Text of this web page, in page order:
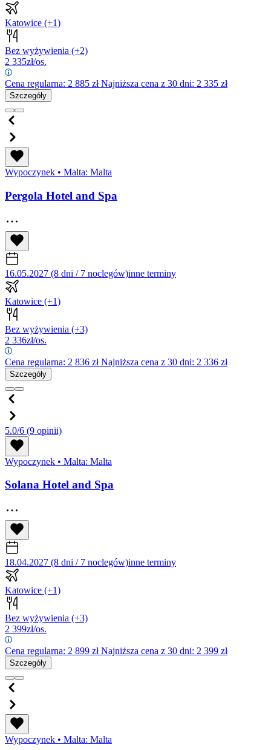
Katowice (+1)
Bez wyżywienia (+2)
2 335zł/os.
Cena regularna: 2 885 złNajniższa cena z 30 dni: 2 335 zł
Szczegóły
Wypoczynek • Malta: Malta
Pergola Hotel and Spa
16.05.2027 (8 dni / 7 noclegów)inne terminy
Katowice (+1)
Bez wyżywienia (+3)
2 336zł/os.
Cena regularna: 2 836 złNajniższa cena z 30 dni: 2 336 zł
Szczegóły
5.0/6 (9 opinii)
Wypoczynek • Malta: Malta
Solana Hotel and Spa
18.04.2027 (8 dni / 7 noclegów)inne terminy
Katowice (+1)
Bez wyżywienia (+3)
2 399zł/os.
Cena regularna: 2 899 złNajniższa cena z 30 dni: 2 399 zł
Szczegóły
Wypoczynek • Malta: Malta